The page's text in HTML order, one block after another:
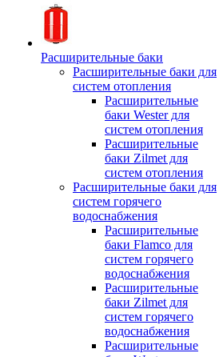
Расширительные баки
Расширительные баки для
систем отопления
Расширительные
баки Wester для
систем отопления
Расширительные
баки Zilmet для
систем отопления
Расширительные баки для
систем горячего
водоснабжения
Расширительные
баки Flamco для
систем горячего
водоснабжения
Расширительные
баки Zilmet для
систем горячего
водоснабжения
Расширительные